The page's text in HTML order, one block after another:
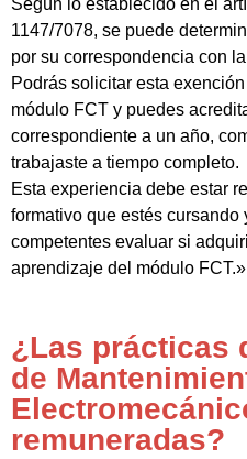
Según lo establecido en el
1147/7078, se puede
por su correspondencia con
Podrás solicitar esta
módulo FCT y puedes
correspondiente a un año,
trabajaste a tiempo completo.
Esta experiencia debe estar
formativo que estés
competentes evaluar si
aprendizaje del módulo FCT.»
¿Las prácticas
de
remuneradas?